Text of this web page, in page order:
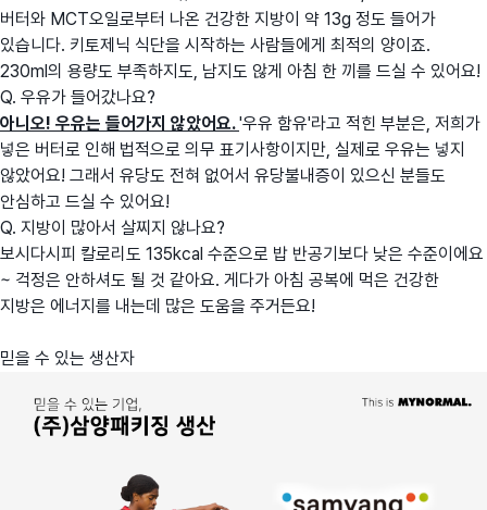
버터와 MCT오일로부터 나온 건강한 지방이 약 13g 정도 들어가
있습니다. 키토제닉 식단을 시작하는 사람들에게 최적의 양이죠.
230ml의 용량도 부족하지도, 남지도 않게 아침 한 끼를 드실 수 있어요!
Q. 우유가 들어갔나요?
아니오! 우유는 들어가지 않았어요.'우유 함유'라고 적힌 부분은, 저희가
넣은 버터로 인해 법적으로 의무 표기사항이지만, 실제로 우유는 넣지
않았어요! 그래서 유당도 전혀 없어서 유당불내증이 있으신 분들도
안심하고 드실 수 있어요!
Q. 지방이 많아서 살찌지 않나요?
보시다시피 칼로리도 135kcal 수준으로 밥 반공기보다 낮은 수준이에요
~ 걱정은 안하셔도 될 것 같아요. 게다가 아침 공복에 먹은 건강한
지방은 에너지를 내는데 많은 도움을 주거든요!
믿을 수 있는 생산자